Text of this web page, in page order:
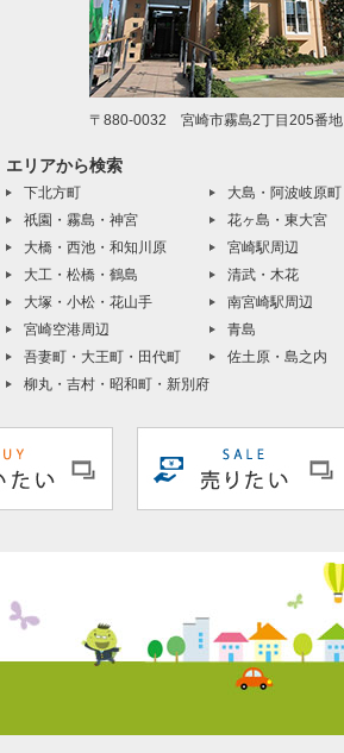
〒880-0032 宮崎市霧島2丁目205番地
エリアから検索
下北方町
祇園・霧島・神宮
大橋・西池・和知川原
大工・松橋・鶴島
大塚・小松・花山手
宮崎空港周辺
吾妻町・大王町・田代町
柳丸・吉村・昭和町・新別府
大島・阿波岐原町
花ヶ島・東大宮
宮崎駅周辺
清武・木花
南宮崎駅周辺
青島
佐土原・島之内